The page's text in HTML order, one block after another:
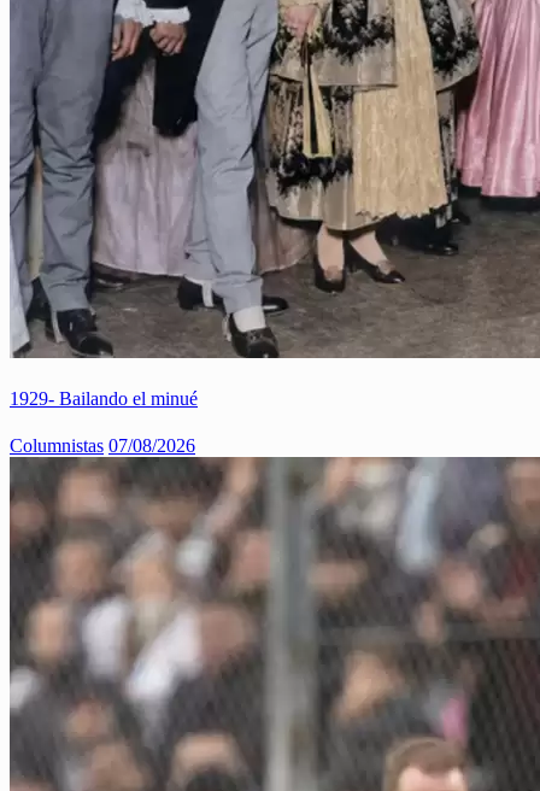
1929- Bailando el minué
Columnistas 07/08/2026